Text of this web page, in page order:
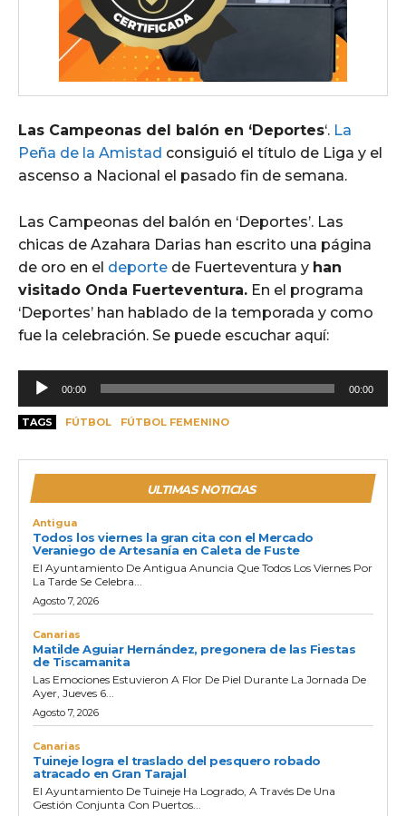
Las Campeonas del balón en ‘Deportes‘. La
Peña de la Amistad consiguió el título de Liga y el
ascenso a Nacional el pasado fin de semana.
Las Campeonas del balón en ‘Deportes’. Las
chicas de Azahara Darias han escrito una página
de oro en el deporte de Fuerteventura y han
visitado Onda Fuerteventura. En el programa
‘Deportes’ han hablado de la temporada y como
fue la celebración. Se puede escuchar aquí:
e
p
00:00 00:00
TAGS FÚTBOL FÚTBOL FEMENINO
ULTIMAS NOTICIAS
Antigua
Todos los viernes la gran cita con el Mercado
Veraniego de Artesanía en Caleta de Fuste
El Ayuntamiento De Antigua Anuncia Que Todos Los Viernes Por
La Tarde Se Celebra...
Agosto 7, 2026
Canarias
Matilde Aguiar Hernández, pregonera de las Fiestas
de Tiscamanita
Las Emociones Estuvieron A Flor De Piel Durante La Jornada De
Ayer, Jueves 6...
Agosto 7, 2026
Canarias
Tuineje logra el traslado del pesquero robado
atracado en Gran Tarajal
El Ayuntamiento De Tuineje Ha Logrado, A Través De Una
Gestión Conjunta Con Puertos...